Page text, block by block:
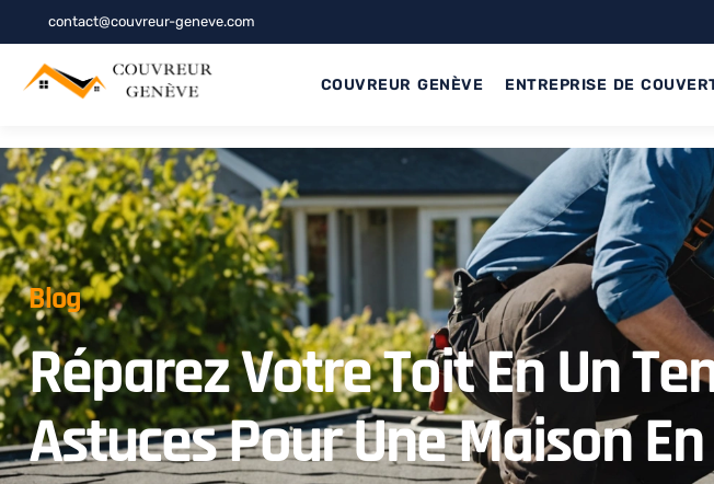
contact@couvreur-geneve.com
COUVREUR GENÈVE ENTREPRISE DE
Blog
Réparez Votre Toit En Un
Astuces Pour Une Maison